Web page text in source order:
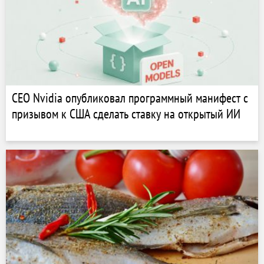
CEO Nvidia опубликовал программный манифест с
призывом к США сделать ставку на открытый ИИ